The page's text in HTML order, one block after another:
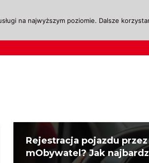
Rejestracja pojazdu
mObywatel? Jak
na najwyższym poziomie. Dalsze